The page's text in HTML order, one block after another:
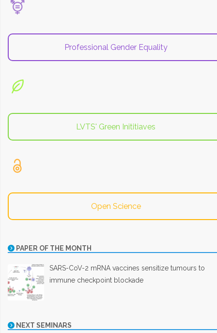
Professional Gender Equality
LVTS' Green Inititiaves
Open Science
PAPER OF THE MONTH
SARS-CoV-2 mRNA vaccines sensitize tumours to
immune checkpoint blockade
NEXT SEMINARS